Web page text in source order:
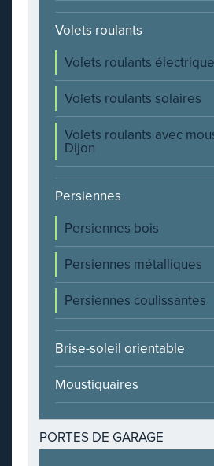
Volets roulants
Volets roulants
Volets roulants solaires
Volets roulants avec
Dijon
Persiennes
Persiennes bois
Persiennes métalliques
Persiennes coulissantes
Brise-soleil orientable
Moustiquaires
PORTES DE GARAGE